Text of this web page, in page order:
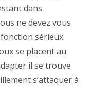
dans
ne devez vous
sérieux.
se placent au
il se trouve
s’attaquer à